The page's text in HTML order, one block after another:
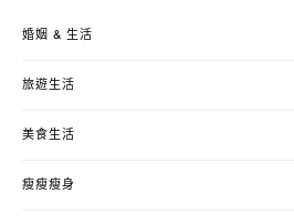
婚姻 & 生活
旅遊生活
美食生活
瘦瘦瘦身